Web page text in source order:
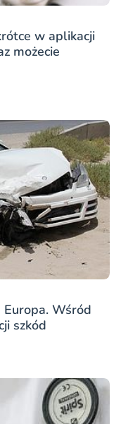
w aplikacji
możecie
Wśród
szkód